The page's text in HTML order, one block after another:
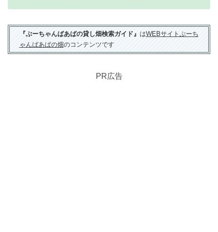
『ぶーちゃんばあばの貸し畑検索ガイド』 はWEBサイトぶーち
ゃんばあばの畑のコンテンツです
PR広告